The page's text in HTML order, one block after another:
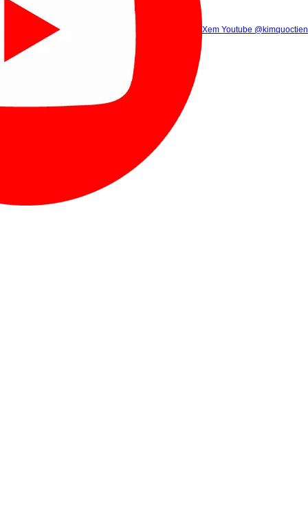
Xem Tik Tok
Gọi điện (8h00 - 21h30)
Xem Youtube @kimquoctien